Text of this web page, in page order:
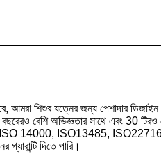
আমরা শিশুর যত্নের জন্য পেশাদার ডিজাইন
বেশি অভিজ্ঞতার সাথে এবং 30
14000, ISO13485, ISO22716 এবং
দিতে পারি।